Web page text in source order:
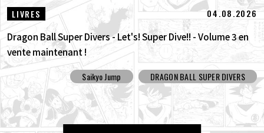
LIVRES 04.08.2026
Dragon Ball Super Divers - Let's! Super Dive!! - Volume 3 en
vente maintenant !
Saikyo Jump DRAGON BALL SUPER DIVERS